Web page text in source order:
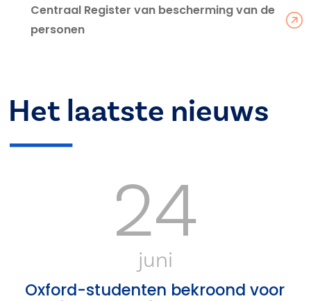
Centraal Register van bescherming van de
personen
Het laatste nieuws
24
juni
Oxford-studenten bekroond voor